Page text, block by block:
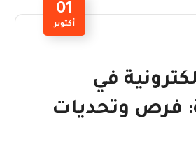
01
أكتوبر
في
فرص وتحديات